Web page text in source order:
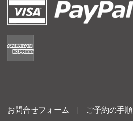
お問合せフォーム ご予約の手順